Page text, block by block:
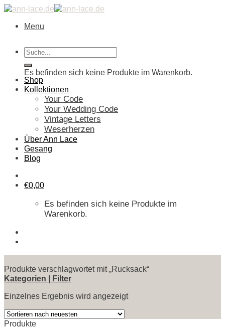
Skip
contentMenu
Warenkorb
Es befinden sich keine Produkte im Warenkorb.
Suche
nach:
Shop
Kollektionen
Your Code
Your Wedding Code
Vintage Letters
Weserherzen
Über Ann Lace
Gesang
Blog
€0,00
Es befinden sich keine Produkte im
Warenkorb.
Produkte verschlagwortet mit „Rucksack“
Kategorien | Filter
Einzelnes Ergebnis wird angezeigt
Produkte